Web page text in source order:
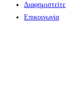
Διαφημιστείτε
Επικοινωνία